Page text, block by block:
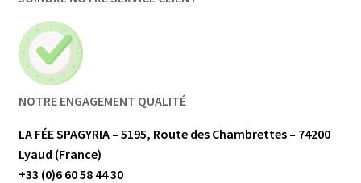
NOTRE ENGAGEMENT QUALITÉ
LA FÉE SPAGYRIA – 5195, Route des Chambrettes – 74200
Lyaud (France)
+33 (0)6 60 58 44 30